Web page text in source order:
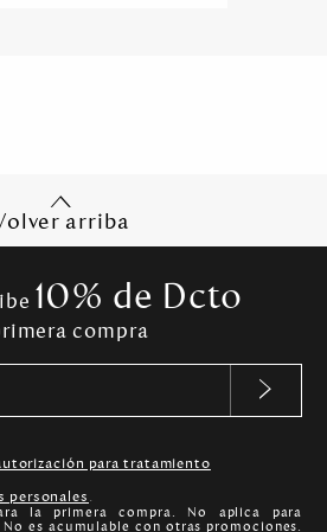
arriba
10% de Dcto
compra
para tratamiento
personales.
la primera compra. No aplica para
es acumulable con otras promociones.